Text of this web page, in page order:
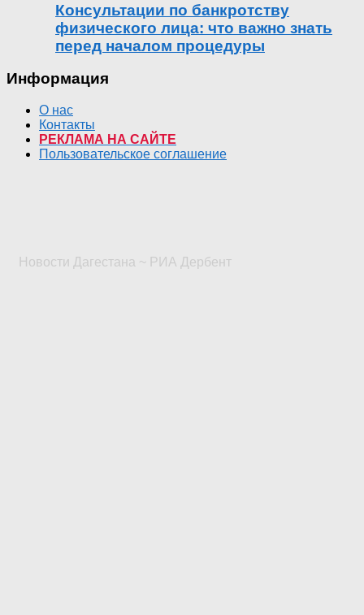
Консультации по банкротству
физического лица: что важно знать
перед началом процедуры
Информация
О нас
Контакты
РЕКЛАМА НА САЙТЕ
Пользовательское соглашение
Новости Дагестана ~ РИА Дербент